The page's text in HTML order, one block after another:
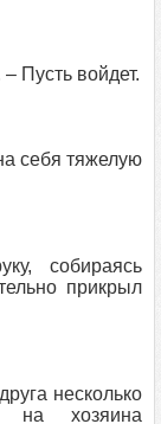
Пусть войдет.
себя тяжелую
собираясь
прикрыл
несколько
на хозяина